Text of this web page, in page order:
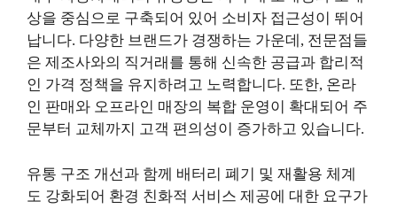
상을 중심으로 구축되어 있어 소비자 접근성이 뛰어
납니다. 다양한 브랜드가 경쟁하는 가운데, 전문점들
은 제조사와의 직거래를 통해 신속한 공급과 합리적
인 가격 정책을 유지하려고 노력합니다. 또한, 온라
인 판매와 오프라인 매장의 복합 운영이 확대되어 주
문부터 교체까지 고객 편의성이 증가하고 있습니다.
유통 구조 개선과 함께 배터리 폐기 및 재활용 체계
도 강화되어 환경 친화적 서비스 제공에 대한 요구가